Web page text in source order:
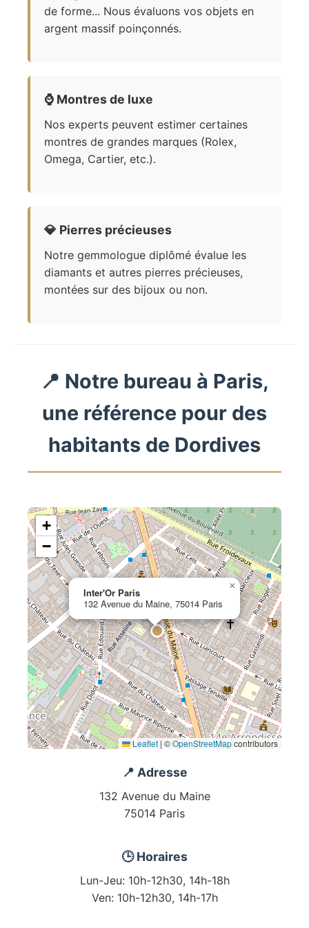
de forme... Nous évaluons vos objets en
argent massif poinçonnés.
⌚ Montres de luxe
Nos experts peuvent estimer certaines
montres de grandes marques (Rolex,
Omega, Cartier, etc.).
💎 Pierres précieuses
Notre gemmologue diplômé évalue les
diamants et autres pierres précieuses,
montées sur des bijoux ou non.
📍 Notre bureau à Paris,
une référence pour des
habitants de Dordives
Inter'Or Paris
132 Avenue du Maine, 75014 Paris
×
+
−
Leaflet | ©OpenStreetMapcontributors
📍 Adresse
132 Avenue du Maine
75014 Paris
🕒 Horaires
Lun-Jeu: 10h-12h30, 14h-18h
Ven: 10h-12h30, 14h-17h